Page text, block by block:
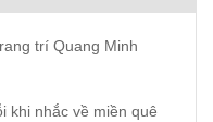
trí Quang Minh
khi nhắc về miền quê